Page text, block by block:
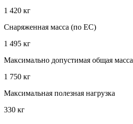
1 420 кг
Снаряженная масса (по EC)
1 495 кг
Максимально допустимая общая масса
1 750 кг
Максимальная полезная нагрузка
330 кг